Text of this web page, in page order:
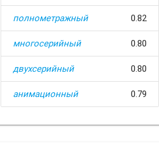
полнометражный 0.82
многосерийный 0.80
двухсерийный 0.80
анимационный 0.79